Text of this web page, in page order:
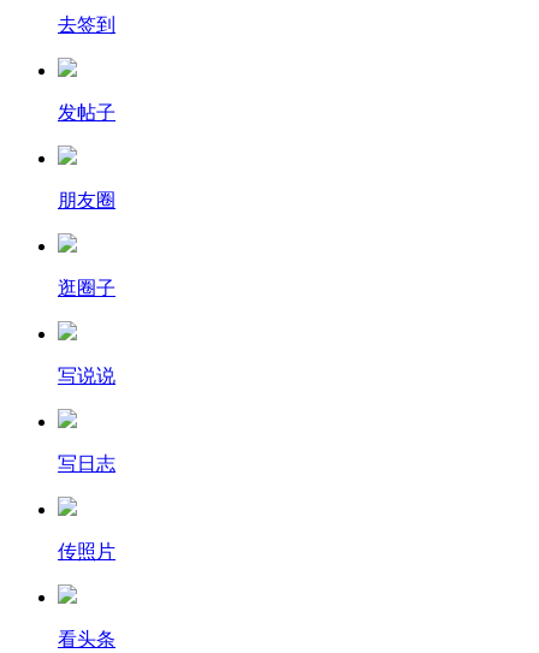
去签到
发帖子
朋友圈
逛圈子
写说说
写日志
传照片
看头条